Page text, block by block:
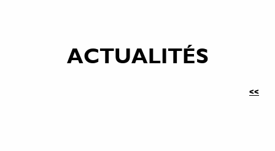
ACTUALITÉS
<<